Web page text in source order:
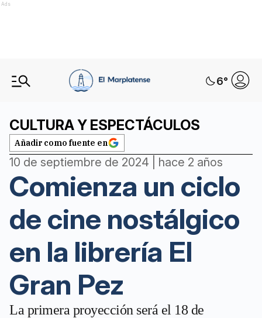
Ads
6°
CULTURA Y ESPECTÁCULOS
Añadir como fuente en
10 de septiembre de 2024 | hace 2 años
Comienza un ciclo
de cine nostálgico
en la librería El
Gran Pez
La primera proyección será el 18 de